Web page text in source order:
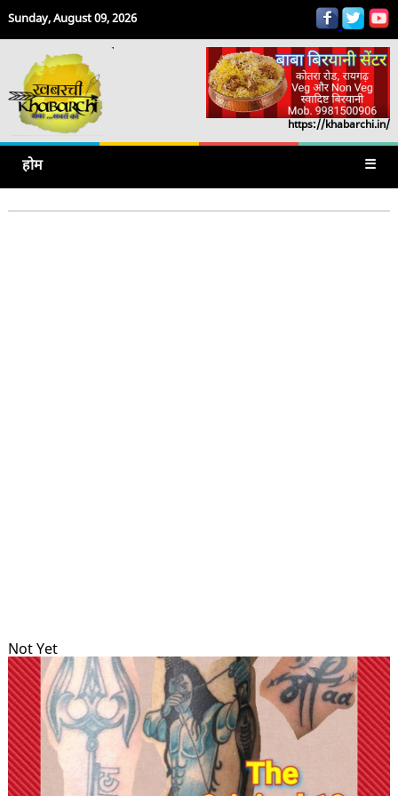
Sunday, August 09, 2026
https://khabarchi.in/
होम ☰
Not Yet